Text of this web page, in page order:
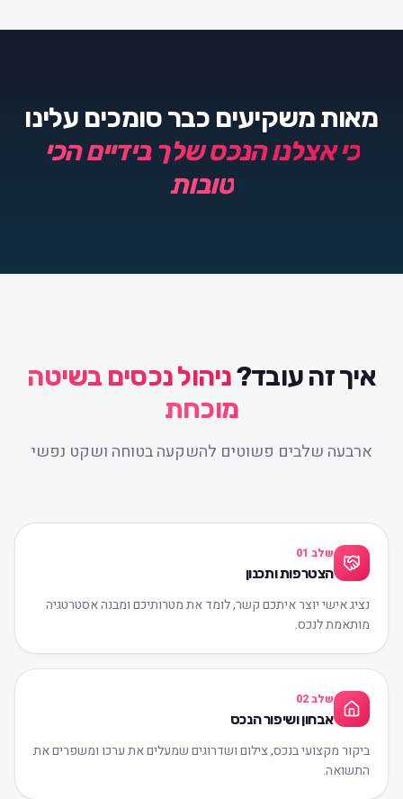
מאות משקיעים כבר סומכים עלינו
כי אצלנו הנכס שלך בידיים הכי
טובות
איך זה עובד?ניהול נכסים בשיטה
מוכחת
ארבעה שלבים פשוטים להשקעה בטוחה ושקט נפשי
שלב 01
הצטרפות ותכנון
נציג אישי יוצר איתכם קשר, לומד את מטרותיכם ומבנה אסטרטגיה
מותאמת לנכס.
שלב02
אבחון ושיפור הנכס
ביקור מקצועי בנכס, צילום ושדרוגים שמעלים את ערכו ומשפרים את
התשואה.